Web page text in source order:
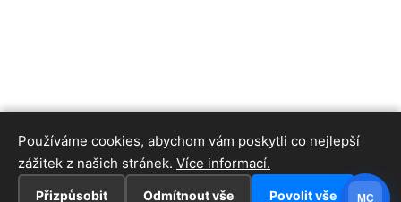
Používáme cookies, abychom vám poskytli co nejlepší
zážitek z našich stránek. Více informací.
Přizpůsobit Odmítnout vše Povolit vše MC